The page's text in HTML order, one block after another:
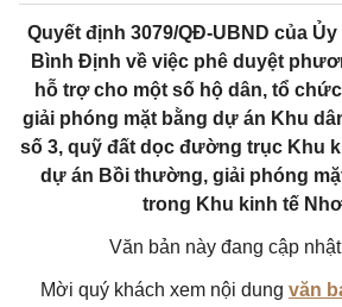
Quyết định 3079/QĐ-UBND của
Bình Định về việc phê duyệt
hỗ trợ cho một số hộ dân, tổ
giải phóng mặt bằng dự án Khu
số 3, quỹ đất dọc đường trục Khu
dự án Bồi thường, giải phóng
trong Khu kinh tế
Văn bản này đang cập
Mời quý khách xem nội dung văn